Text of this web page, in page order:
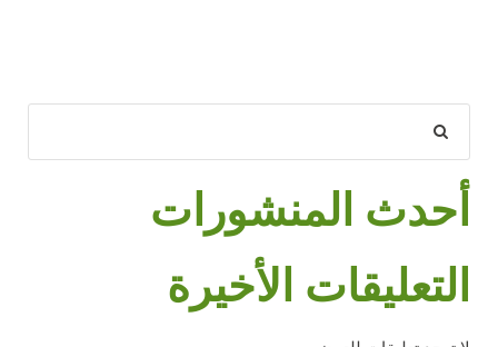
أحدث المنشورات
التعليقات الأخيرة